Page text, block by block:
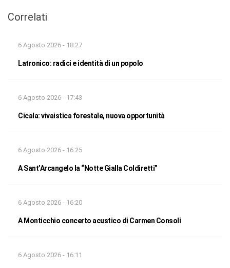
Correlati
6 Agosto 2026 - 18:27
Latronico: radici e identità di un popolo
6 Agosto 2026 - 17:43
Cicala: vivaistica forestale, nuova opportunità
6 Agosto 2026 - 16:25
A Sant’Arcangelo la “Notte Gialla Coldiretti”
6 Agosto 2026 - 16:20
A Monticchio concerto acustico di Carmen Consoli
6 Agosto 2026 - 16:11